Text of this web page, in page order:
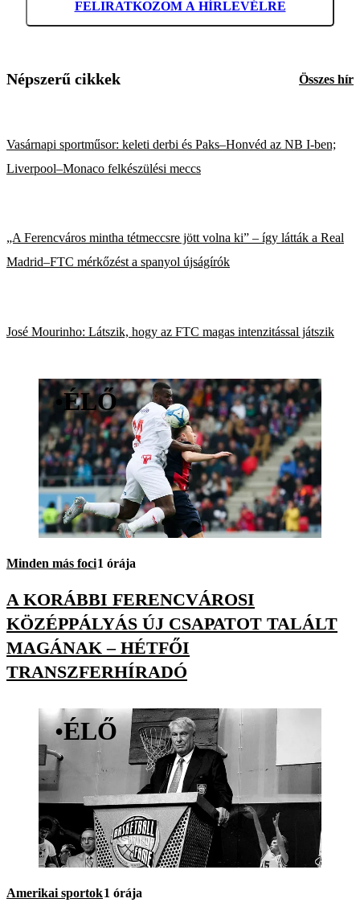
FELIRATKOZOM A HÍRLEVÉLRE
Népszerű cikkek Összes hír
Vasárnapi sportműsor: keleti derbi és Paks–Honvéd az NB I-ben;
Liverpool–Monaco felkészülési meccs
„A Ferencváros mintha tétmeccsre jött volna ki” – így látták a Real
Madrid–FTC mérkőzést a spanyol újságírók
José Mourinho: Látszik, hogy az FTC magas intenzitással játszik
•ÉLŐ
Minden más foci1 órája
A KORÁBBI FERENCVÁROSI
KÖZÉPPÁLYÁS ÚJ CSAPATOT TALÁLT
MAGÁNAK – HÉTFŐI
TRANSZFERHÍRADÓ
•ÉLŐ
Amerikai sportok1 órája